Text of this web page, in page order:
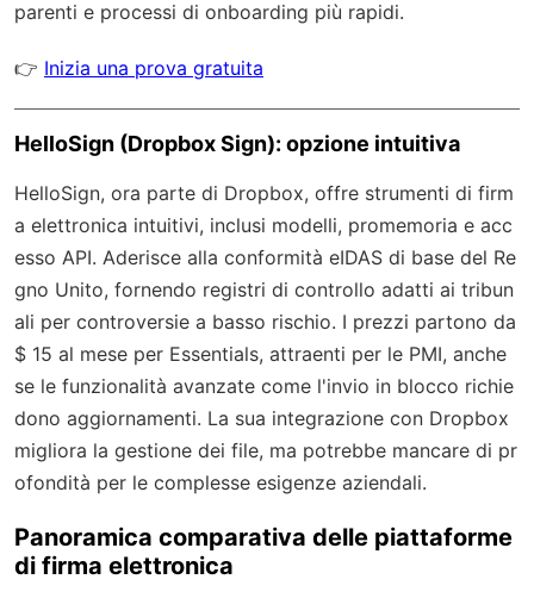
parenti e processi di onboarding più rapidi.
👉 Inizia una prova gratuita
HelloSign (Dropbox Sign): opzione intuitiva
HelloSign, ora parte di Dropbox, offre strumenti di firm
a elettronica intuitivi, inclusi modelli, promemoria e acc
esso API. Aderisce alla conformità eIDAS di base del Re
gno Unito, fornendo registri di controllo adatti ai tribun
ali per controversie a basso rischio. I prezzi partono da
$ 15 al mese per Essentials, attraenti per le PMI, anche
se le funzionalità avanzate come l'invio in blocco richie
dono aggiornamenti. La sua integrazione con Dropbox
migliora la gestione dei file, ma potrebbe mancare di pr
ofondità per le complesse esigenze aziendali.
Panoramica comparativa delle piattaforme
di firma elettronica